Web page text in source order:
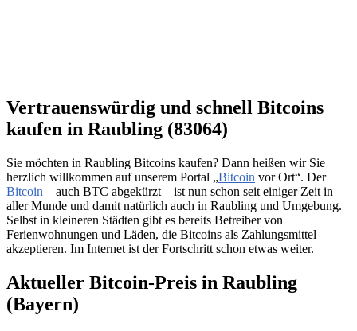
Vertrauenswürdig und schnell Bitcoins
kaufen in Raubling (83064)
Sie möchten in Raubling Bitcoins kaufen? Dann heißen wir Sie
herzlich willkommen auf unserem Portal „Bitcoin vor Ort“. Der
Bitcoin – auch BTC abgekürzt – ist nun schon seit einiger Zeit in
aller Munde und damit natürlich auch in Raubling und Umgebung.
Selbst in kleineren Städten gibt es bereits Betreiber von
Ferienwohnungen und Läden, die Bitcoins als Zahlungsmittel
akzeptieren. Im Internet ist der Fortschritt schon etwas weiter.
Aktueller Bitcoin-Preis in Raubling
(Bayern)